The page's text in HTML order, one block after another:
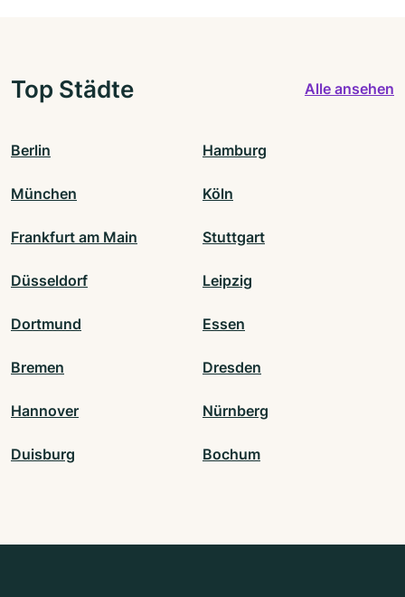
Top Städte Alle ansehen
Berlin Hamburg
München Köln
Frankfurt am Main Stuttgart
Düsseldorf Leipzig
Dortmund Essen
Bremen Dresden
Hannover Nürnberg
Duisburg Bochum